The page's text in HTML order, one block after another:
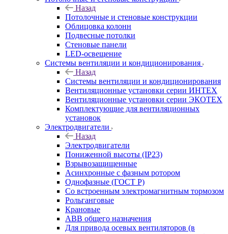
Назад
Потолочные и стеновые конструкции
Облицовка колонн
Подвесные потолки
Стеновые панели
LED-освещение
Системы вентиляции и кондиционирования
Назад
Системы вентиляции и кондиционирования
Вентиляционные установки серии ИНТЕХ
Вентиляционные установки серии ЭКОТЕХ
Комплектующие для вентиляционных
установок
Электродвигатели
Назад
Электродвигатели
Пониженной высоты (IP23)
Взрывозащищенные
Асинхронные с фазным ротором
Однофазные (ГОСТ Р)
Со встроенным электромагнитным тормозом
Рольганговые
Крановые
АВВ общего назначения
Для привода осевых вентиляторов (в